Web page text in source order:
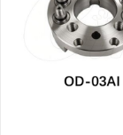
抓取 (264)
剪切 (171)
配管部品・传感器
自动化 (2)
手动夹具交换 (15)
自动交换系统 (14)
手动夹具交换
手动型快速交换用夹
自动交换系统